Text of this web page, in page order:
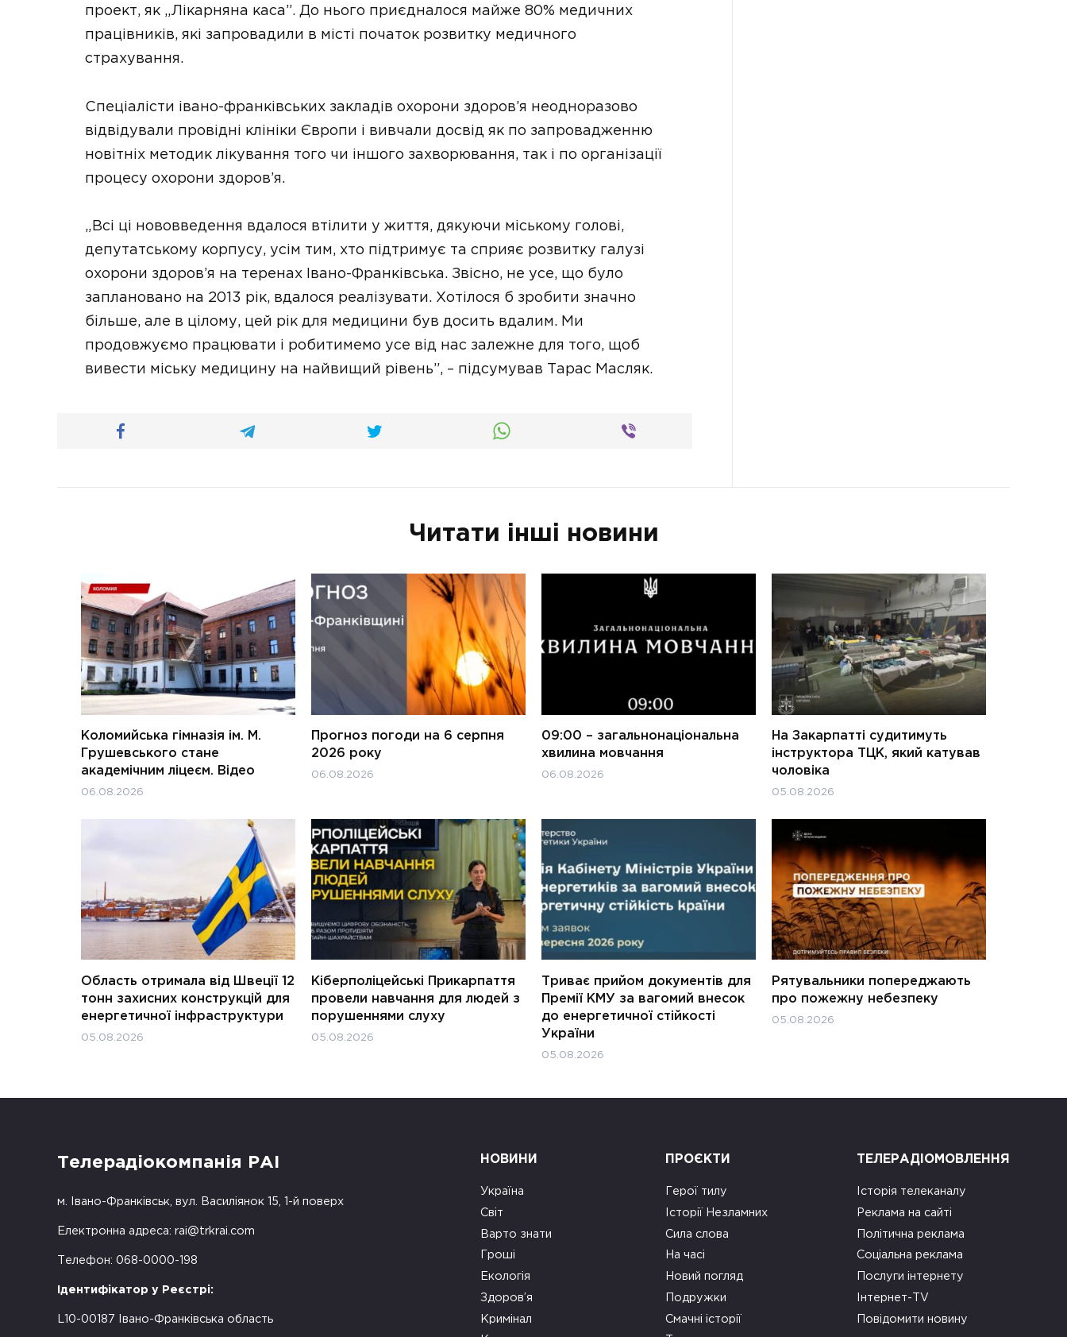
проект, як „Лікарняна каса”. До нього приєдналося майже 80% медичних
працівників, які запровадили в місті початок розвитку медичного
страхування.
Спеціалісти івано-франківських закладів охорони здоров’я неодноразово
відвідували провідні клініки Європи і вивчали досвід як по запровадженню
новітніх методик лікування того чи іншого захворювання, так і по організації
процесу охорони здоров’я.
„Всі ці нововведення вдалося втілити у життя, дякуючи міському голові,
депутатському корпусу, усім тим, хто підтримує та сприяє розвитку галузі
охорони здоров’я на теренах Івано-Франківська. Звісно, не усе, що було
заплановано на 2013 рік, вдалося реалізувати. Хотілося б зробити значно
більше, але в цілому, цей рік для медицини був досить вдалим. Ми
продовжуємо працювати і робитимемо усе від нас залежне для того, щоб
вивести міську медицину на найвищий рівень”, – підсумував Тарас Масляк.
Читати інші новини
Коломийська гімназія ім. М.
Грушевського стане
академічним ліцеєм. Відео
06.08.2026
Прогноз погоди на 6 серпня
2026 року
06.08.2026
09:00 – загальнонаціональна
хвилина мовчання
06.08.2026
На Закарпатті судитимуть
інструктора ТЦК, який катував
чоловіка
05.08.2026
Область отримала від Швеції 12
тонн захисних конструкцій для
енергетичної інфраструктури
05.08.2026
Кіберполіцейські Прикарпаття
провели навчання для людей з
порушеннями слуху
05.08.2026
Триває прийом документів для
Премії КМУ за вагомий внесок
до енергетичної стійкості
України
05.08.2026
Рятувальники попереджають
про пожежну небезпеку
05.08.2026
Телерадіокомпанія РАІ
м. Івано-Франківськ, вул. Василіянок 15, 1-й поверх
Електронна адреса: rai@trkrai.com
Телефон: 068-0000-198
Ідентифікатор у Реєстрі:
L10-00187 Івано-Франківська область
НОВИНИ
Україна
Світ
Варто знати
Гроші
Екологія
Здоров’я
Кримінал
ПРОЄКТИ
Герої тилу
Історії Незламних
Сила слова
На часі
Новий погляд
Подружки
Смачні історії
ТЕЛЕРАДІОМОВЛЕННЯ
Історія телеканалу
Реклама на сайті
Політична реклама
Соціальна реклама
Послуги інтернету
Інтернет-TV
Повідомити новину